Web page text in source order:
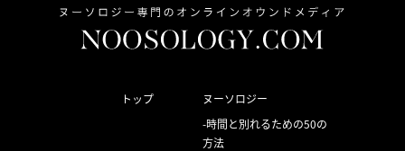
トップ
ヌーソロジー
時間と別れるための50の
方法